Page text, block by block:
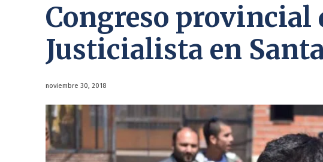
Congreso provincial
Justicialista en
noviembre 30, 2018